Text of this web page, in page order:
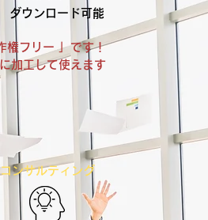
ダウンロード可能
権フリー 」です！
加工して使えます
​コンサルティング